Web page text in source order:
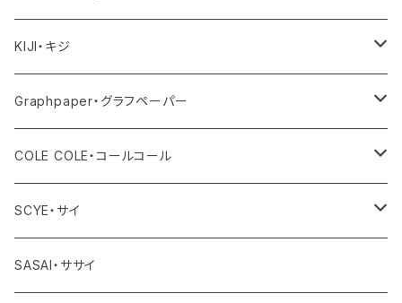
ワンピース・オールインワン
その他
ボトム
ワンピース・サロペット
その他
トップス
ボトム
ワンピース・オールインワン
その他
アウター
トップス
ボトム
ワンピース・オールインワン
その他
KIJI・キジ
アウター
トップス
ボトム
ワンピース・オールインワン
Graphpaper・グラフペーパー
アウター
トップス
ボトム
COLE COLE・コールコール
サンダル
SCYE・サイ
アウター
SASAI・ササイ